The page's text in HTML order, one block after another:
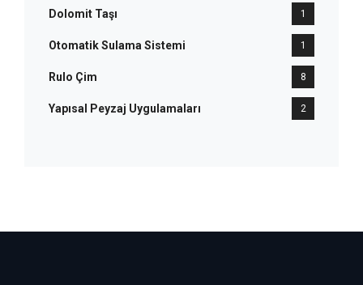
Dolomit Taşı 1
Otomatik Sulama Sistemi 1
Rulo Çim 8
Yapısal Peyzaj Uygulamaları 2